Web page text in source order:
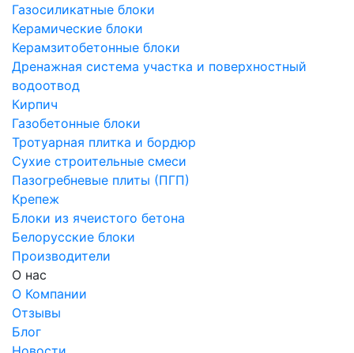
Газосиликатные блоки
Керамические блоки
Керамзитобетонные блоки
Дренажная система участка и поверхностный
водоотвод
Кирпич
Газобетонные блоки
Тротуарная плитка и бордюр
Сухие строительные смеси
Пазогребневые плиты (ПГП)
Крепеж
Блоки из ячеистого бетона
Белорусские блоки
Производители
О нас
О Компании
Отзывы
Блог